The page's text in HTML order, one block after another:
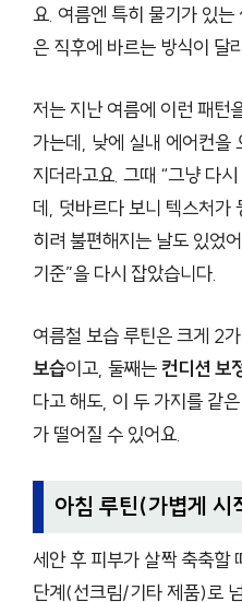
요. 여름엔 특히 물기가 있
은 직후에 바르는 방식이 달
저는 지난 여름에 이런 패턴
가는데, 낮에 실내 에어컨을
지더라고요. 그때 “그냥 다
데, 덧바르다 보니 텍스처가
히려 불편해지는 날도 있었
기준”을 다시 잡았습니다.
여름철 보습 루틴은 크게 2
보습이고, 둘째는 컨디션 보
다고 해도, 이 두 가지를 같
가 떨어질 수 있어요.
아침 루틴(가볍게 시
세안 후 피부가 살짝 축축할
단계(선크림/기타 제품)로